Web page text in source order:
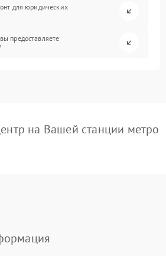
для юридических
предоставляете
на Вашей станции метро